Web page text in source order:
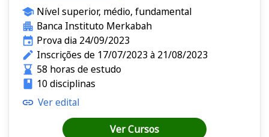
Nível superior, médio, fundamental
Banca Instituto Merkabah
Prova dia 24/09/2023
Inscrições de 17/07/2023 à 21/08/2023
58 horas de estudo
10 disciplinas
Ver edital
Ver Cursos